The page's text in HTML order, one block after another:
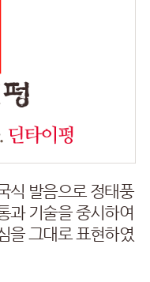
식 발음으로 정태풍
과 기술을 중시하여
을 그대로 표현하였